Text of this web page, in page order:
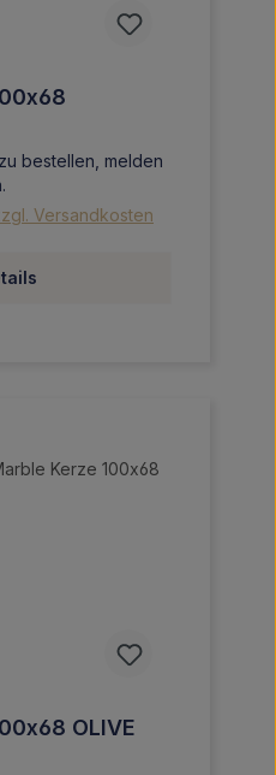
bestellen, melden
Versandkosten
OLIVE